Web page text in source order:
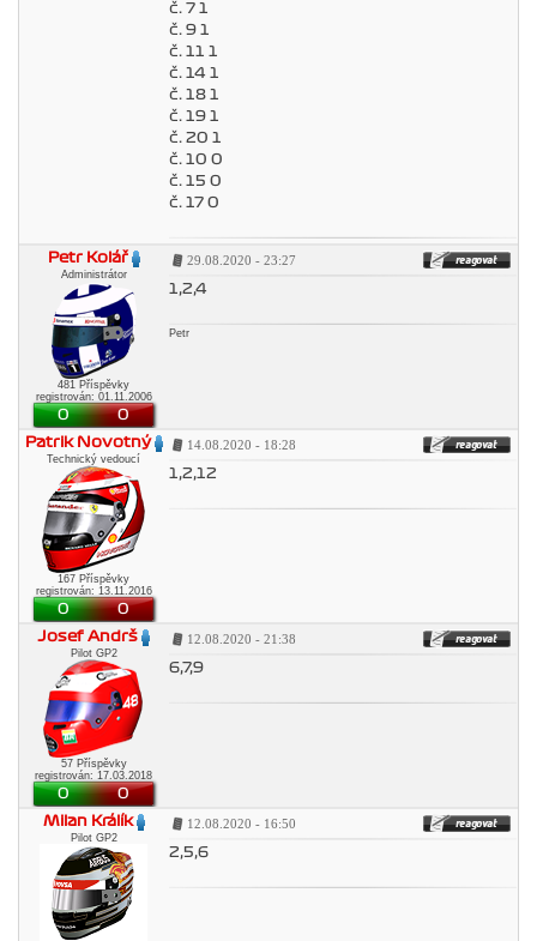
č. 7 1
č. 9 1
č. 11 1
č. 14 1
č. 18 1
č. 19 1
č. 20 1
č. 10 0
č. 15 0
č. 17 0
Petr Kolář
Administrátor
481 Příspěvky
registrován: 01.11.2006
0 0
29.08.2020 - 23:27
1,2,4
Petr
Patrik Novotný
Technický vedoucí
167 Příspěvky
registrován: 13.11.2016
0 0
14.08.2020 - 18:28
1,2,12
Josef Andrš
Pilot GP2
57 Příspěvky
registrován: 17.03.2018
0 0
12.08.2020 - 21:38
6,7,9
Milan Králík
Pilot GP2
12.08.2020 - 16:50
2,5,6